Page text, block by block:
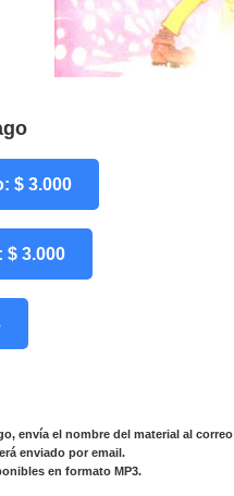
$ 3.000
$ 3.000
envía el nombre del material al correo
enviado por email.
en formato MP3.